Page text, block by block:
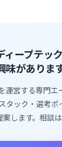
ープテッ
味がありま
運営する専門エ
タック・選考ポ
します。相談は